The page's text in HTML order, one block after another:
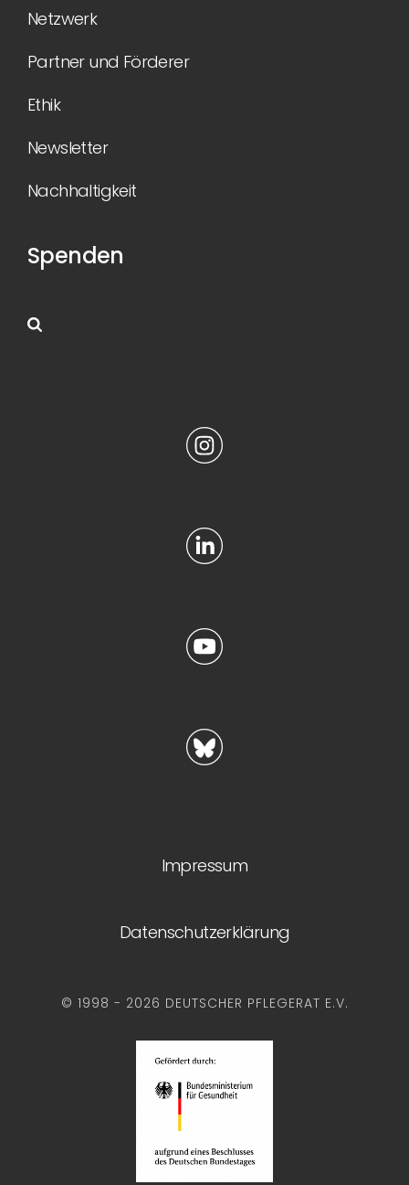
Netzwerk
Partner und Förderer
Ethik
Newsletter
Nachhaltigkeit
Spenden
Impressum
Datenschutzerklärung
© 1998 - 2026 DEUTSCHER PFLEGERAT E.V.